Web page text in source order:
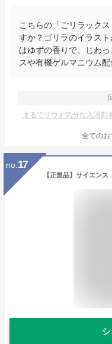
こちらの「ごリラック
すか？ゴリラのイラス
はゆずの香りで、じわ
スや有機ゲルマニウム
まるでサウナ気分な入浴剤
全てのお
no. 17